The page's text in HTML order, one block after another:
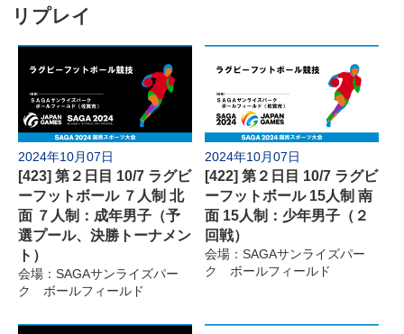
リプレイ
2024年10月07日
[423] 第２日目 10/7 ラグビ
ーフットボール ７人制 北
面 ７人制：成年男子（予
選プール、決勝トーナメン
ト）
会場：SAGAサンライズパー
ク ボールフィールド
2024年10月07日
[422] 第２日目 10/7 ラグビ
ーフットボール 15人制 南
面 15人制：少年男子（２
回戦）
会場：SAGAサンライズパー
ク ボールフィールド